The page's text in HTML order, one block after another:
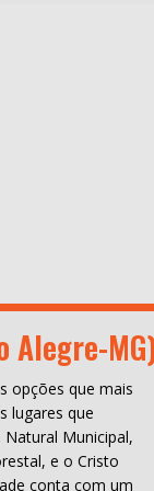
Alegre-
opções que mais
lugares que
Municipal,
e o Cristo
conta com um